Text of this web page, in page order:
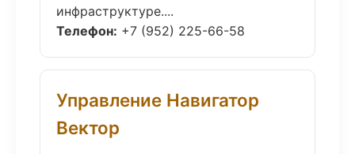
инфраструктуре....
Телефон: +7 (952) 225-66-58
Управление Навигатор
Вектор